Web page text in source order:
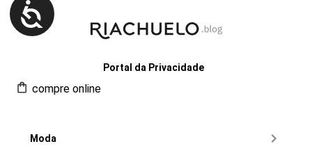
Portal da Privacidade
compre online
Moda